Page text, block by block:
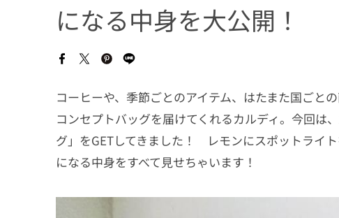
になる中身を大公開！
コーヒーや、季節ごとのアイテム、はたまた国ごと
コンセプトバッグを届けてくれるカルディ。今回は
グ」をGETしてきました！ レモンにスポットライ
になる中身をすべて見せちゃいます！